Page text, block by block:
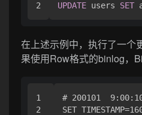
UPDATE users SET
在上述示例中，执行了一个
果使用Row格式的binlog，
1
2
# 200101
SET